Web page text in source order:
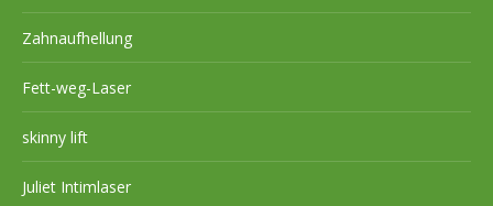
Zahnaufhellung
Fett-weg-Laser
skinny lift
Juliet Intimlaser